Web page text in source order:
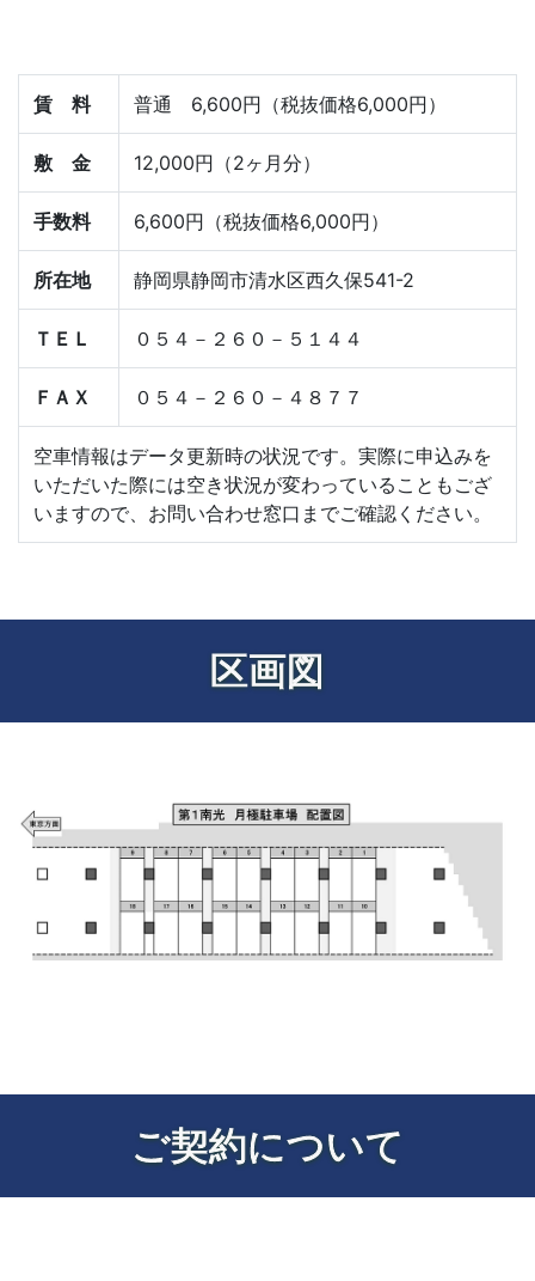
賃 料 普通 6,600円（税抜価格6,000円）
敷 金 12,000円（2ヶ月分）
手数料 6,600円（税抜価格6,000円）
所在地 静岡県静岡市清水区西久保541-2
ＴＥＬ ０５４－２６０－５１４４
ＦＡＸ ０５４－２６０－４８７７
空車情報はデータ更新時の状況です。実際に申込みを
いただいた際には空き状況が変わっていることもござ
いますので、お問い合わせ窓口までご確認ください。
区画図
ご契約について